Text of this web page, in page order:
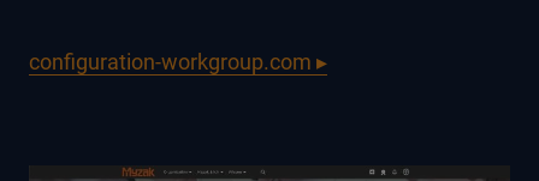
configuration-workgroup.com ▸